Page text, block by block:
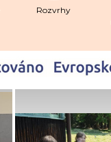
Rozvrhy